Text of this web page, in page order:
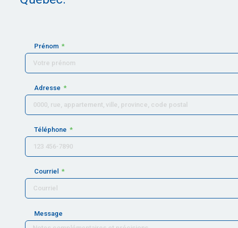
Prénom
Adresse
Téléphone
Courriel
Message